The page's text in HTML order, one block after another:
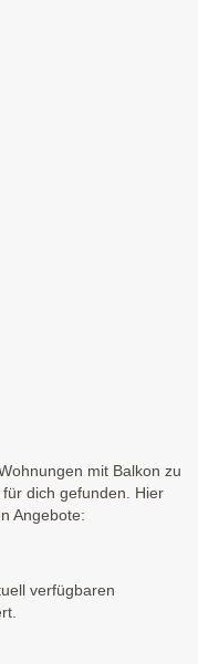
mit Balkon zu
dich gefunden. Hier
Angebote:
verfügbaren